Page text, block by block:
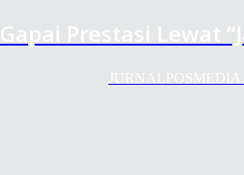
Gapai Prestasi Lewat